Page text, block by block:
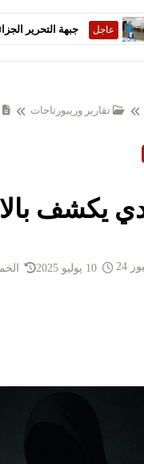
عاجل ستارمر يعلن
تقارير وريبورتاجات
بالاسماء 7 دول
الخميس